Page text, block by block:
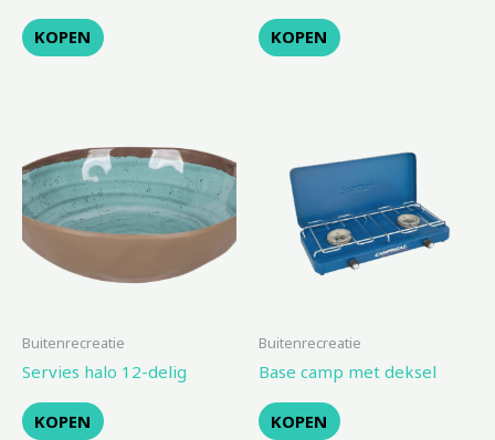
KOPEN KOPEN
Buitenrecreatie
Servies halo 12-delig
KOPEN
Buitenrecreatie
Base camp met deksel
KOPEN